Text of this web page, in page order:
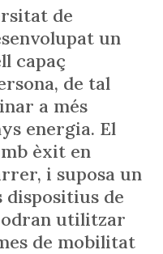
de
un
capaç
de tal
a més
energia. El
èxit en
i suposa un
dispositius de
utilitzar
de mobilitat